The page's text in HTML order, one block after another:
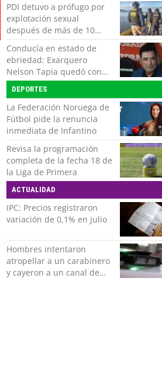
PDI detuvo a prófugo por
explotación sexual
después de más de 10
horas de navegación en la
zona austral
Conducía en estado de
ebriedad: Exarquero
Nelson Tapia quedó con
lesiones graves tras
accidente vehicular
DEPORTES
La Federación Noruega de
Fútbol pide la renuncia
inmediata de Infantino
Revisa la programación
completa de la fecha 18 de
la Liga de Primera
ACTUALIDAD
IPC: Precios registraron
variación de 0,1% en julio
Hombres intentaron
atropellar a un carabinero
y cayeron a un canal de